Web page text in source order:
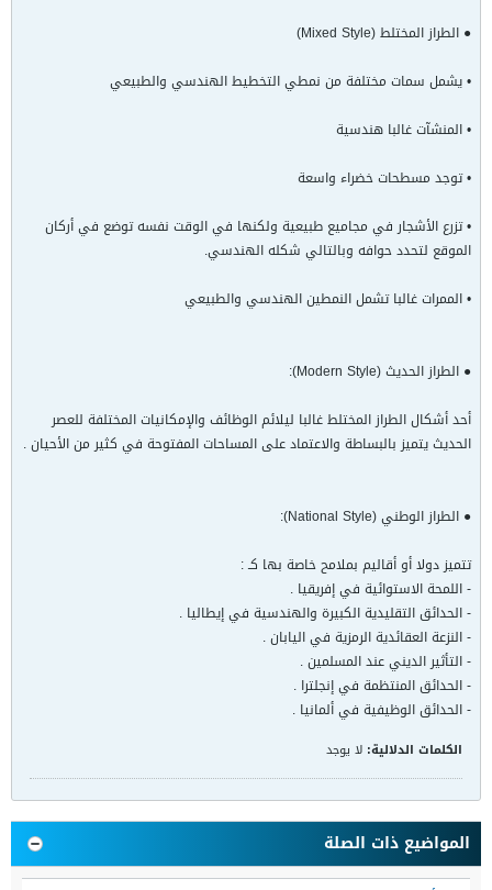
● الطراز المختلط (Mixed Style)
• يشمل سمات مختلفة من نمطي التخطيط الهندسي والطبيعي
• المنشآت غالبا هندسية
• توجد مسطحات خضراء واسعة
• تزرع الأشجار في مجاميع طبيعية ولكنها في الوقت نفسه توضع في أركان
الموقع لتحدد حوافه وبالتالي شكله الهندسي.
• الممرات غالبا تشمل النمطين الهندسي والطبيعي
● الطراز الحديث (Modern Style):
أحد أشكال الطراز المختلط غالبا ليلائم الوظائف والإمكانيات المختلفة للعصر
الحديث يتميز بالبساطة والاعتماد على المساحات المفتوحة في كثير من الأحيان .
● الطراز الوطني (National Style):
تتميز دولا أو أقاليم بملامح خاصة بها كـ :
- اللمحة الاستوائية في إفريقيا .
- الحدائق التقليدية الكبيرة والهندسية في إيطاليا .
- النزعة العقائدية الرمزية في اليابان .
- التأثير الديني عند المسلمين .
- الحدائق المنتظمة في إنجلترا .
- الحدائق الوظيفية في ألمانيا .
الكلمات الدلالية: لا يوجد
المواضيع ذات الصلة